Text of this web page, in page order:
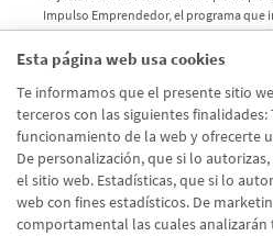
Esta página web usa cookies
Te informamos que el presente sitio
terceros con las siguientes
funcionamiento de la web y ofrecerte
De personalización, que si lo
el sitio web. Estadísticas, que si lo
web con fines estadísticos. De
comportamental las cuales analizarán
Impulso Emprendedor, el programa que
con premios de hasta 64.000 € y
Paginación ‹Página
7 8 9